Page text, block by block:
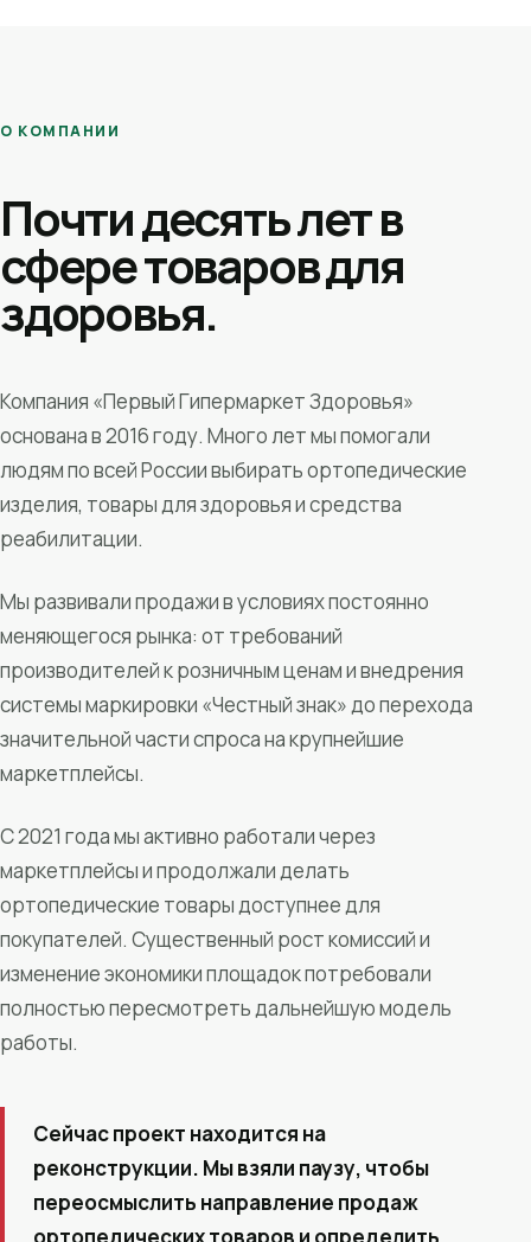
О КОМПАНИИ
Почти десять лет в
сфере товаров для
здоровья.
Компания «Первый Гипермаркет Здоровья»
основана в 2016 году. Много лет мы помогали
людям по всей России выбирать ортопедические
изделия, товары для здоровья и средства
реабилитации.
Мы развивали продажи в условиях постоянно
меняющегося рынка: от требований
производителей к розничным ценам и внедрения
системы маркировки «Честный знак» до перехода
значительной части спроса на крупнейшие
маркетплейсы.
С 2021 года мы активно работали через
маркетплейсы и продолжали делать
ортопедические товары доступнее для
покупателей. Существенный рост комиссий и
изменение экономики площадок потребовали
полностью пересмотреть дальнейшую модель
работы.
Сейчас проект находится на
реконструкции. Мы взяли паузу, чтобы
переосмыслить направление продаж